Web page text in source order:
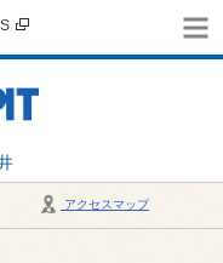
アクセスマップ